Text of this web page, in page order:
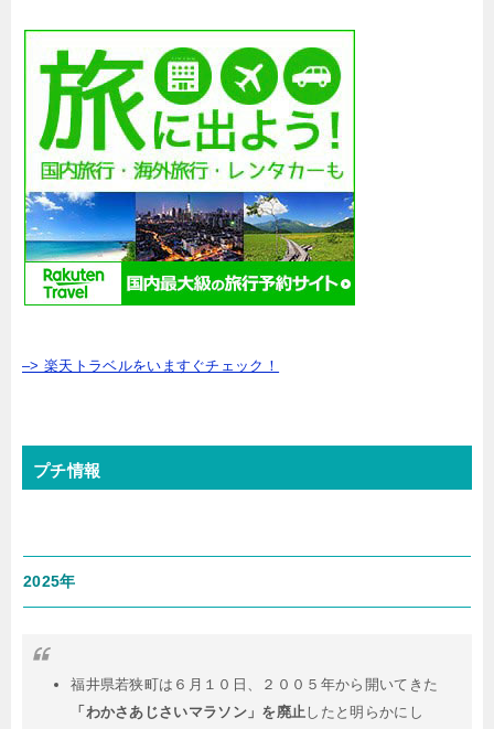
–> 楽天トラベルをいますぐチェック！
プチ情報
2025年
福井県若狭町は６月１０日、２００５年から開いてきた
「わかさあじさいマラソン」を廃止 したと明らかにし